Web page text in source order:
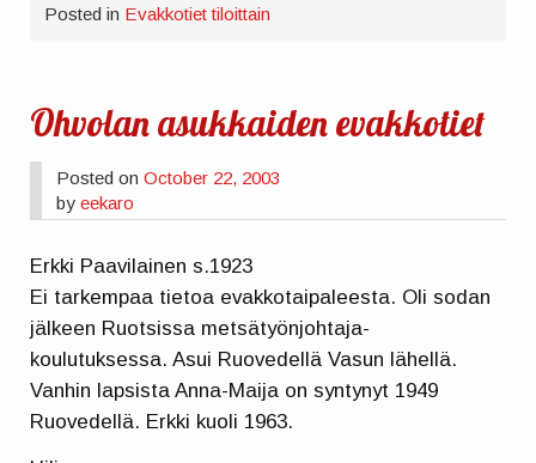
Posted in Evakkotiet tiloittain
Ohvolan asukkaiden evakkotiet
Posted onOctober 22, 2003
byeekaro
Erkki Paavilainen s.1923
Ei tarkempaa tietoa evakkotaipaleesta. Oli sodan
jälkeen Ruotsissa metsätyönjohtaja-
koulutuksessa. Asui Ruovedellä Vasun lähellä.
Vanhin lapsista Anna-Maija on syntynyt 1949
Ruovedellä. Erkki kuoli 1963.